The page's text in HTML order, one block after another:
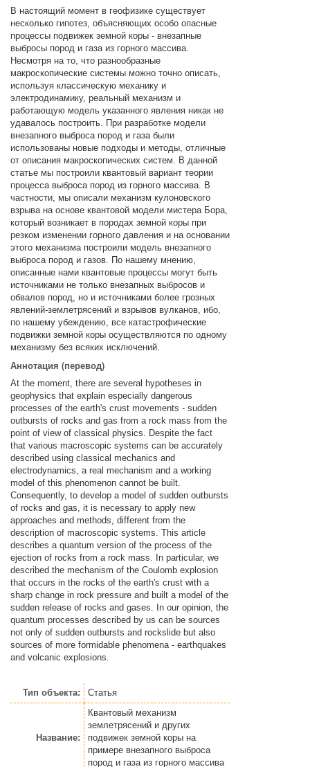
В настоящий момент в геофизике существует
несколько гипотез, объясняющих особо опасные
процессы подвижек земной коры - внезапные
выбросы пород и газа из горного массива.
Несмотря на то, что разнообразные
макроскопические системы можно точно описать,
используя классическую механику и
электродинамику, реальный механизм и
работающую модель указанного явления никак не
удавалось построить. При разработке модели
внезапного выброса пород и газа были
использованы новые подходы и методы, отличные
от описания макроскопических систем. В данной
статье мы построили квантовый вариант теории
процесса выброса пород из горного массива. В
частности, мы описали механизм кулоновского
взрыва на основе квантовой модели мистера Бора,
который возникает в породах земной коры при
резком изменении горного давления и на основании
этого механизма построили модель внезапного
выброса пород и газов. По нашему мнению,
описанные нами квантовые процессы могут быть
источниками не только внезапных выбросов и
обвалов пород, но и источниками более грозных
явлений-землетрясений и взрывов вулканов, ибо,
по нашему убеждению, все катастрофические
подвижки земной коры осуществляются по одному
механизму без всяких исключений.
Аннотация (перевод)
At the moment, there are several hypotheses in
geophysics that explain especially dangerous
processes of the earth's crust movements - sudden
outbursts of rocks and gas from a rock mass from the
point of view of classical physics. Despite the fact
that various macroscopic systems can be accurately
described using classical mechanics and
electrodynamics, a real mechanism and a working
model of this phenomenon cannot be built.
Consequently, to develop a model of sudden outbursts
of rocks and gas, it is necessary to apply new
approaches and methods, different from the
description of macroscopic systems. This article
describes a quantum version of the process of the
ejection of rocks from a rock mass. In particular, we
described the mechanism of the Coulomb explosion
that occurs in the rocks of the earth's crust with a
sharp change in rock pressure and built a model of the
sudden release of rocks and gases. In our opinion, the
quantum processes described by us can be sources
not only of sudden outbursts and rockslide but also
sources of more formidable phenomena - earthquakes
and volcanic explosions.
Тип объекта: Статья
Название:
Квантовый механизм
землетрясений и других
подвижек земной коры на
примере внезапного выброса
пород и газа из горного массива